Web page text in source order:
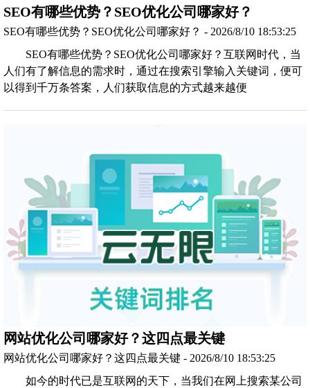
SEO有哪些优势？SEO优化公司哪家好？
SEO有哪些优势？SEO优化公司哪家好？ - 2026/8/10 18:53:25
SEO有哪些优势？SEO优化公司哪家好？互联网时代，当
人们有了解信息的需求时，通过在搜索引擎输入关键词，便可
以得到千万条答案，人们获取信息的方式越来越便
网站优化公司哪家好？这四点最关键
网站优化公司哪家好？这四点最关键 - 2026/8/10 18:53:25
如今的时代已是互联网的天下，当我们在网上搜索某公司